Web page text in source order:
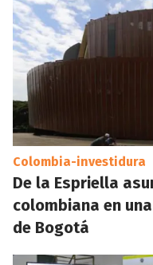
Colombia-investidura
De la Espriella
colombiana en
de Bogotá